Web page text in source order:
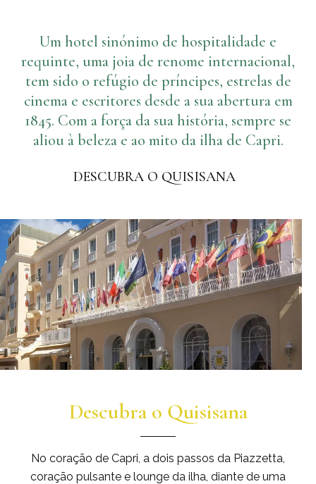
Piscinas
Sauna e banho turco
Como chegar até nós
Eventos e reuniões
Reuniões no Quisisana
Casamentos em Quisisana
Galeria
Leaders Club
Um hotel sinónimo de hospitalidade e
requinte, uma joia de renome internacional,
tem sido o refúgio de príncipes, estrelas de
cinema e escritores desde a sua abertura em
1845. Com a força da sua história, sempre se
aliou à beleza e ao mito da ilha de Capri.
DESCUBRA O QUISISANA
Descubra o Quisisana
No coração de Capri, a dois passos da Piazzetta,
coração pulsante e lounge da ilha, diante de uma